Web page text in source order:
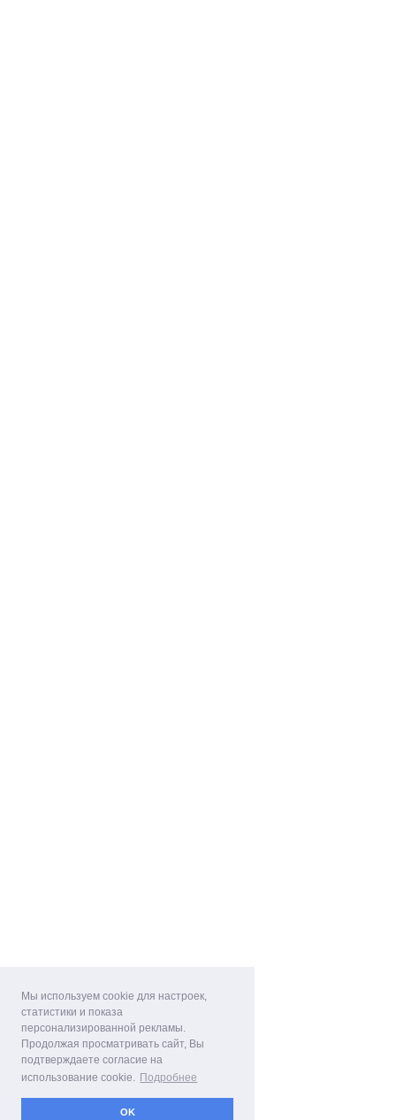
Мы используем cookie для настроек,
статистики и показа
персонализированной рекламы.
Продолжая просматривать сайт, Вы
подтверждаете согласие на
использование cookie. Подробнее
OK